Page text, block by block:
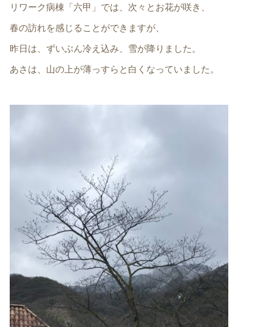
リワーク病棟「六甲」では、次々とお花が咲き、
春の訪れを感じることができますが、
昨日は、ずいぶん冷え込み、雪が降りました。
あさは、山の上が薄っすらと白くなっていました。